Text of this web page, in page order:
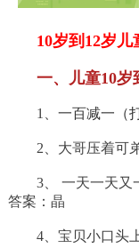
10岁到12岁
一、儿童10岁
1、 一百减一（
2、大哥压着可
3、 一天一天又
答案：晶
4、宝贝小口头